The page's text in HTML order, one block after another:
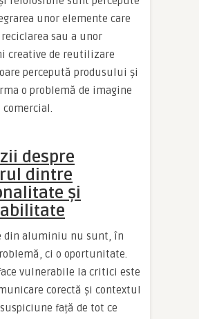
unor elemente care
sau a unor
creative de reutilizare
percepută produsului și
o problemă de imagine
despre
dintre
și
din aluminiu nu sunt, în
ci o oportunitate.
vulnerabile la critici este
corectă și contextul
față de tot ce